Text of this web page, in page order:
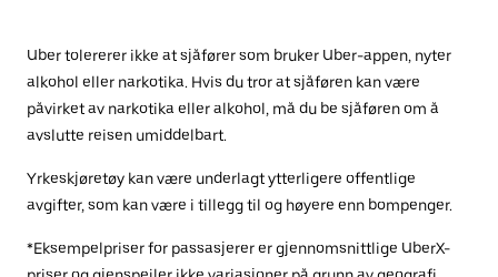
Uber tolererer ikke at sjåfører som bruker Uber-appen, nyter
alkohol eller narkotika. Hvis du tror at sjåføren kan være
påvirket av narkotika eller alkohol, må du be sjåføren om å
avslutte reisen umiddelbart.
Yrkeskjøretøy kan være underlagt ytterligere offentlige
avgifter, som kan være i tillegg til og høyere enn bompenger.
*Eksempelpriser for passasjerer er gjennomsnittlige UberX-